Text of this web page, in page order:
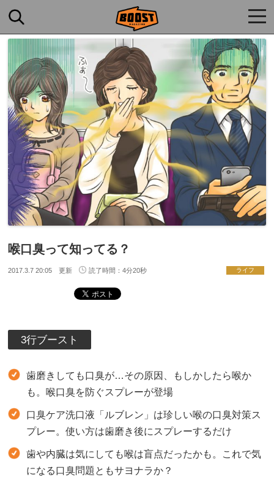
喉口臭って知ってる？
2017.3.7 20:05 更新 読了時間：4分20秒 ライフ
3行ブースト
歯磨きしても口臭が…その原因、もしかしたら喉か
も。喉口臭を防ぐスプレーが登場
口臭ケア洗口液「ルブレン」は珍しい喉の口臭対策ス
プレー。使い方は歯磨き後にスプレーするだけ
歯や内臓は気にしても喉は盲点だったかも。これで気
になる口臭問題ともサヨナラか？